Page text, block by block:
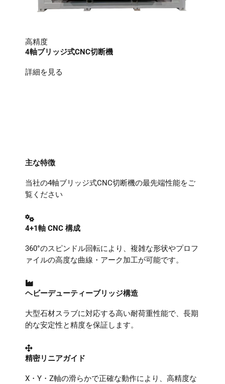
高精度
4軸ブリッジ式CNC切断機
詳細を見る
主な特徴
当社の4軸ブリッジ式CNC切断機の最先端性能をご
覧ください
4+1軸 CNC 構成
360°のスピンドル回転により、複雑な形状やプロフ
ァイルの高度な曲線・アーク加工が可能です。
ヘビーデューティーブリッジ構造
大型石材スラブに対応する高い耐荷重性能で、長期
的な安定性と精度を保証します。
精密リニアガイド
X・Y・Z軸の滑らかで正確な動作により、高精度な